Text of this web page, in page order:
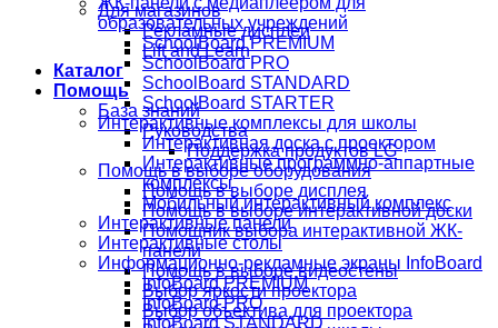
Для магазинов
Рекламные дисплеи
Lift and Learn
Каталог
Помощь
База знаний
Руководства
Поддержка продуктов LG
Помощь в выборе оборудования
Помощь в выборе дисплея
Помощь в выборе интерактивной доски
Помощник выбора интерактивной ЖК-
панели
Помощь в выборе видеостены
Выбор яркости проектора
Выбор объектива для проектора
образовательных учреждений
SchoolBoard PREMIUM
SchoolBoard PRO
SchoolBoard STANDARD
SchoolBoard STARTER
Интерактивные комплексы для школы
Интерактивная доска с проектором
Интерактивные программно-аппартные
комплексы
Мобильный интерактивный комплекс
Интерактивные панели
Интерактивные столы
Информационно-рекламные экраны InfoBoard
InfoBoard PREMIUM
InfoBoard PRO
InfoBoard STANDARD